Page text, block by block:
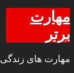
مهارت
برتر
مهارت های زندگی